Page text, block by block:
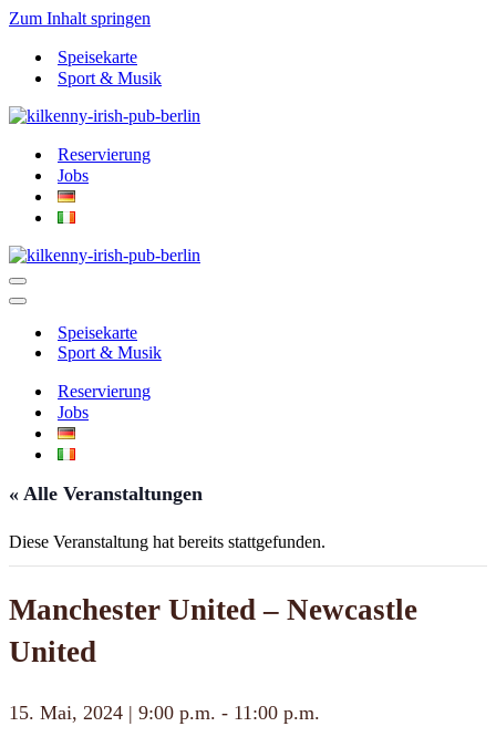
Zum Inhalt springen
Speisekarte
Sport & Musik
Reservierung
Jobs
Navigationsmenü
Navigationsmenü
Speisekarte
Sport & Musik
Reservierung
Jobs
« Alle Veranstaltungen
Diese Veranstaltung hat bereits stattgefunden.
Manchester United – Newcastle
United
15. Mai, 2024 | 9:00 p.m. - 11:00 p.m.